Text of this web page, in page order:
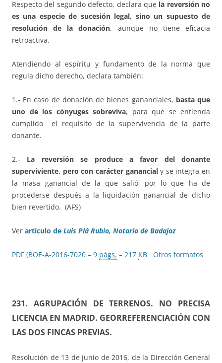
Respecto del segundo defecto, declara que la reversión no
es una especie de sucesión legal, sino un supuesto de
resolución de la donación, aunque no tiene eficacia
retroactiva.
Atendiendo al espíritu y fundamento de la norma que
regula dicho derecho, declara también:
1.- En caso de donación de bienes gananciales, basta que
uno de los cónyuges sobreviva, para que se entienda
cumplido el requisito de la supervivencia de la parte
donante.
2.- La reversión se produce a favor del donante
superviviente, pero con carácter ganancialy se integra en
la masa ganancial de la que salió, por lo que ha de
procederse después a la liquidación ganancial de dicho
bien revertido. (AFS)
Ver artículo de Luis Plá Rubio, Notario de Badajoz
PDF (BOE-A-2016-7020 – 9 págs. – 217 KB Otros formatos
231. AGRUPACIÓN DE TERRENOS. NO PRECISA
LICENCIA EN MADRID. GEORREFERENCIACIÓN CON
LAS DOS FINCAS PREVIAS.
Resolución de 13 de junio de 2016, de la Dirección General